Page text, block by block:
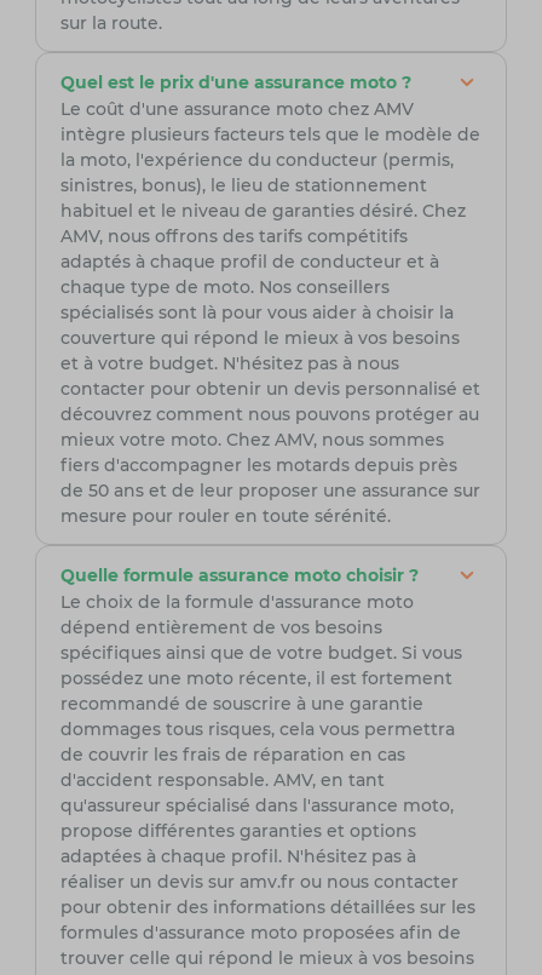
sur la route.
Quel est le prix d'une assurance moto ?
Le coût d'une assurance moto chez AMV
intègre plusieurs facteurs tels que le modèle de
la moto, l'expérience du conducteur (permis,
sinistres, bonus), le lieu de stationnement
habituel et le niveau de garanties désiré. Chez
AMV, nous offrons des tarifs compétitifs
adaptés à chaque profil de conducteur et à
chaque type de moto. Nos conseillers
spécialisés sont là pour vous aider à choisir la
couverture qui répond le mieux à vos besoins
et à votre budget. N'hésitez pas à nous
contacter pour obtenir un devis personnalisé et
découvrez comment nous pouvons protéger au
mieux votre moto. Chez AMV, nous sommes
fiers d'accompagner les motards depuis près
de 50 ans et de leur proposer une assurance sur
mesure pour rouler en toute sérénité.
Quelle formule assurance moto choisir ?
Le choix de la formule d'assurance moto
dépend entièrement de vos besoins
spécifiques ainsi que de votre budget. Si vous
possédez une moto récente, il est fortement
recommandé de souscrire à une garantie
dommages tous risques, cela vous permettra
de couvrir les frais de réparation en cas
d'accident responsable. AMV, en tant
qu'assureur spécialisé dans l'assurance moto,
propose différentes garanties et options
adaptées à chaque profil. N'hésitez pas à
réaliser un devis sur amv.fr ou nous contacter
pour obtenir des informations détaillées sur les
formules d'assurance moto proposées afin de
trouver celle qui répond le mieux à vos besoins